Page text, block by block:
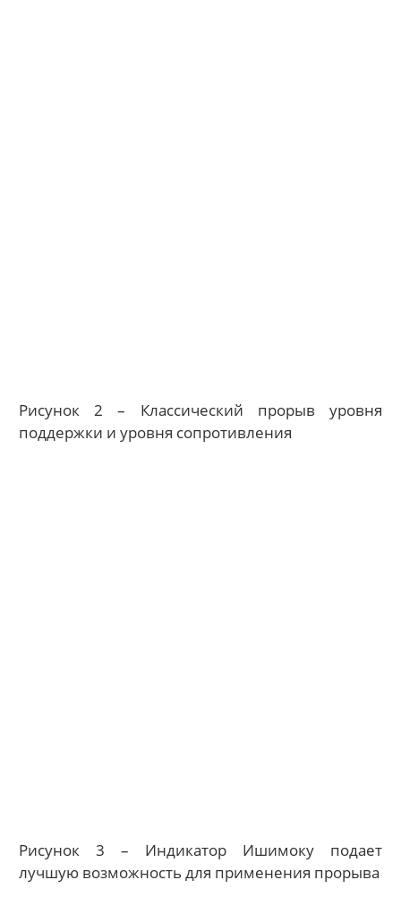
Рисунок 2 – Классический прорыв уровня
поддержки и уровня сопротивления
Рисунок 3 – Индикатор Ишимоку подает
лучшую возможность для применения прорыва